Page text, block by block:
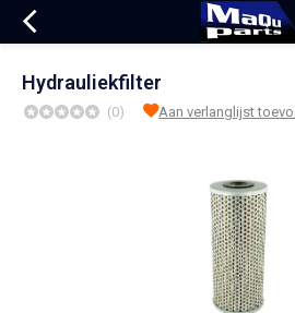
Hydrauliekfilter
(0) Aan verlanglijst